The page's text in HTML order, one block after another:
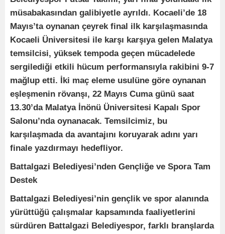
müsabakasından galibiyetle ayrıldı. Kocaeli’de 18
Mayıs’ta oynanan çeyrek final ilk karşılaşmasında
Kocaeli Üniversitesi ile karşı karşıya gelen Malatya
temsilcisi, yüksek tempoda geçen mücadelede
sergilediği etkili hücum performansıyla rakibini 9-7
mağlup etti. İki maç eleme usulüne göre oynanan
eşleşmenin rövanşı, 22 Mayıs Cuma günü saat
13.30’da Malatya İnönü Üniversitesi Kapalı Spor
Salonu’nda oynanacak. Temsilcimiz, bu
karşılaşmada da avantajını koruyarak adını yarı
finale yazdırmayı hedefliyor.
Battalgazi Belediyesi’nden Gençliğe ve Spora Tam
Destek
Battalgazi Belediyesi’nin gençlik ve spor alanında
yürüttüğü çalışmalar kapsamında faaliyetlerini
sürdüren Battalgazi Belediyespor, farklı branşlarda